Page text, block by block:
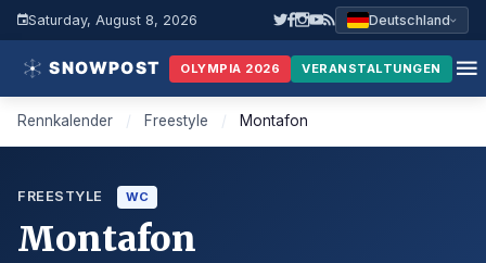
Saturday, August 8, 2026 Deutschland
OLYMPIA 2026 VERANSTALTUNGEN
Rennkalender / Freestyle / Montafon
FREESTYLE WC
Montafon